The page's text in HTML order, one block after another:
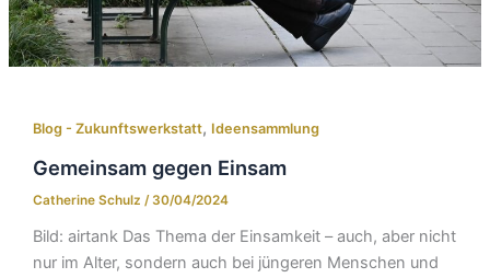
Blog - Zukunftswerkstatt, Ideensammlung
Gemeinsam gegen Einsam
Catherine Schulz / 30/04/2024
Bild: airtank Das Thema der Einsamkeit – auch, aber nicht
nur im Alter, sondern auch bei jüngeren Menschen und